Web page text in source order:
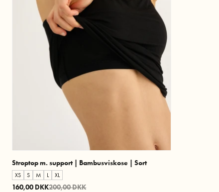
Stroptop m. support | Bambusviskose | Sort
XS S M L XL
160,00 DKK200,00 DKK